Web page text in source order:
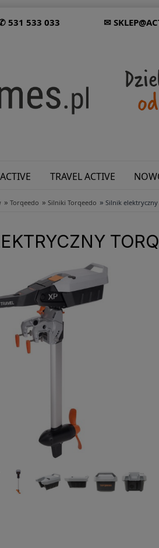
531 533 033 ✉
TRAVEL ACTIVE
SHOWROOM: ODWIEDŹ NAS
» Torqeedo » Silniki Torqeedo » Silnik elektryczny